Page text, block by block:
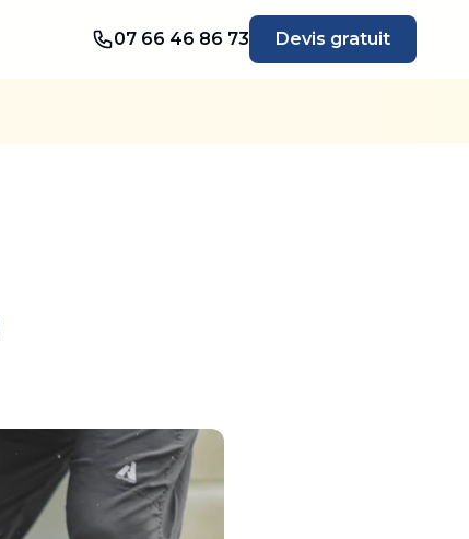
07 66 46 86 73 Devis gratuit